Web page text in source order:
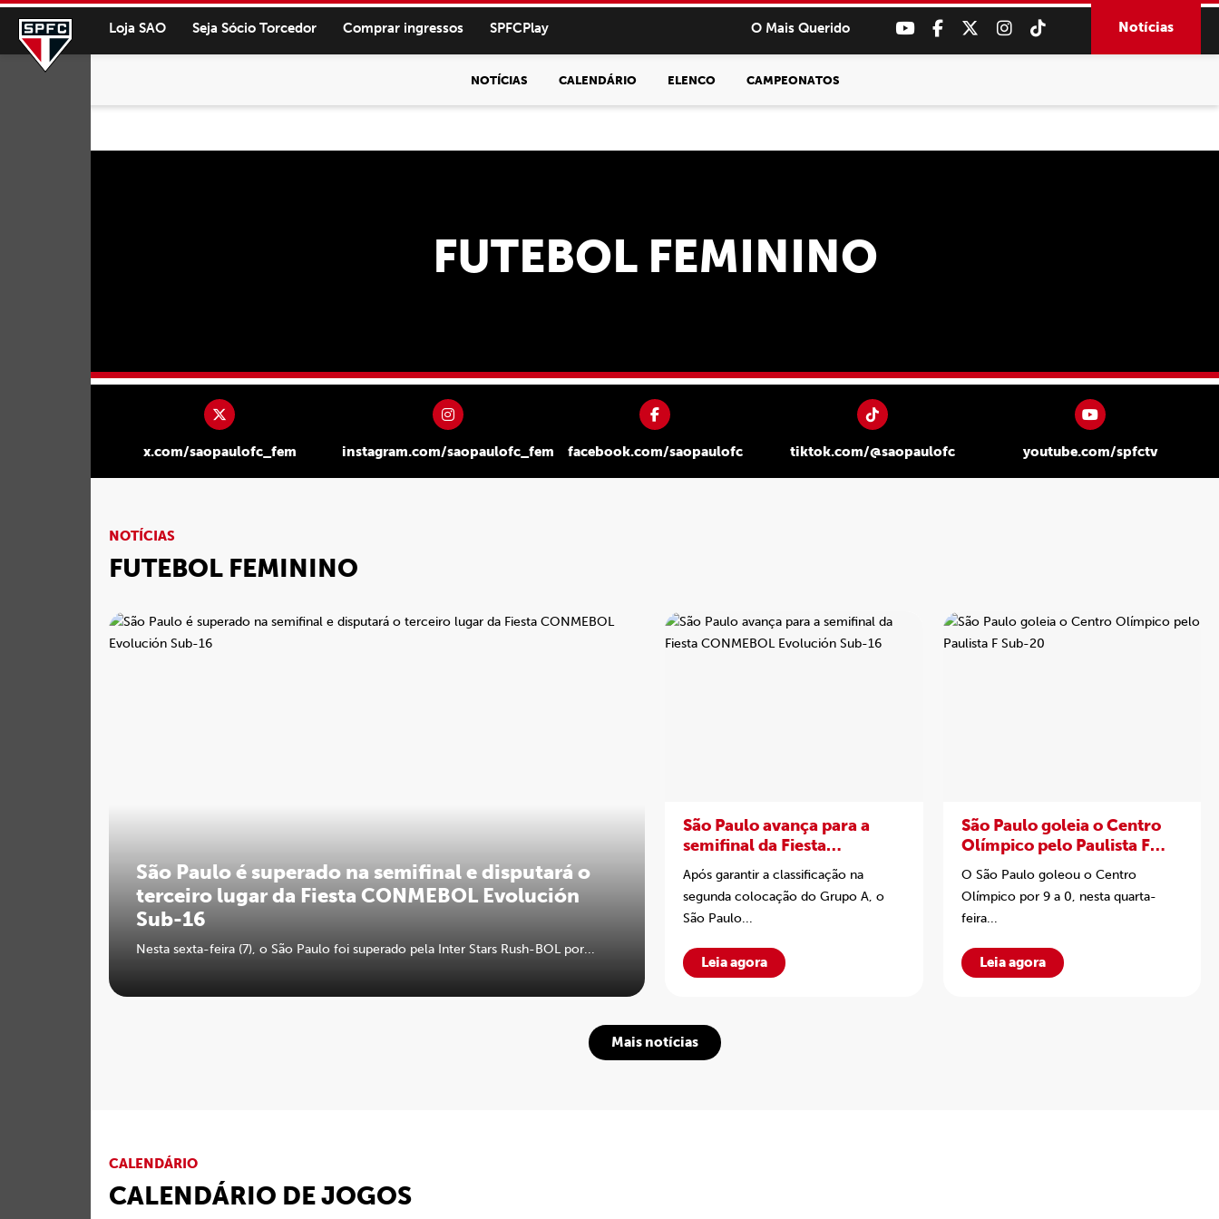
Loja SAO Seja Sócio Torcedor Comprar ingressos SPFCPlay O Mais Querido Notícias
NOTÍCIAS CALENDÁRIO ELENCO CAMPEONATOS
FUTEBOL FEMININO
x.com/saopaulofc_fem instagram.com/saopaulofc_fem facebook.com/saopaulofc tiktok.com/@saopaulofc youtube.com/spfctv
NOTÍCIAS
FUTEBOL FEMININO
São Paulo é superado na semifinal e disputará o
terceiro lugar da Fiesta CONMEBOL Evolución
Sub-16
Nesta sexta-feira (7), o São Paulo foi superado pela Inter Stars Rush-BOL por...
São Paulo avança para a
semifinal da Fiesta
CONMEBOL Evolución Sub-
16
Após garantir a classificação na
segunda colocação do Grupo A, o
São Paulo...
Leia agora
São Paulo goleia o Centro
Olímpico pelo Paulista F
Sub-20
O São Paulo goleou o Centro
Olímpico por 9 a 0, nesta quarta-
feira...
Leia agora
Mais notícias
CALENDÁRIO
CALENDÁRIO DE JOGOS